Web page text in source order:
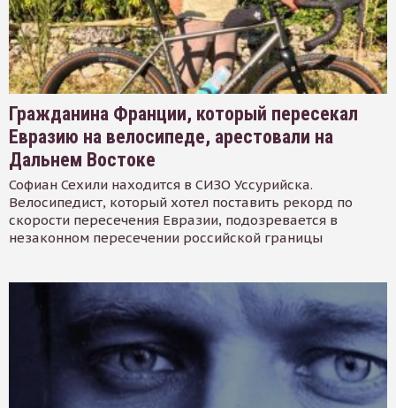
Гражданина Франции, который пересекал
Евразию на велосипеде, арестовали на
Дальнем Востоке
Софиан Сехили находится в СИЗО Уссурийска.
Велосипедист, который хотел поставить рекорд по
скорости пересечения Евразии, подозревается в
незаконном пересечении российской границы